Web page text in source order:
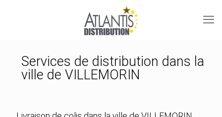
Services de distribution dans la
ville de VILLEMORIN